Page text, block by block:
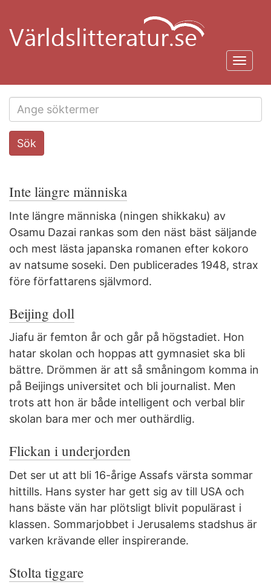
huvudinnehåll
Search
this
Sök
Inte längre människa
Inte längre människa (ningen shikkaku) av
Osamu Dazai rankas som den näst bäst säljande
och mest lästa japanska romanen efter kokoro
av natsume soseki. Den publicerades 1948, strax
före författarens självmord.
Beijing doll
Jiafu är femton år och går på högstadiet. Hon
hatar skolan och hoppas att gymnasiet ska bli
bättre. Drömmen är att så småningom komma in
på Beijings universitet och bli journalist. Men
trots att hon är både intelligent och verbal blir
skolan bara mer och mer outhärdlig.
Flickan i underjorden
Det ser ut att bli 16-årige Assafs värsta sommar
hittills. Hans syster har gett sig av till USA och
hans bäste vän har plötsligt blivit populärast i
klassen. Sommarjobbet i Jerusalems stadshus är
varken krävande eller inspirerande.
Stolta tiggare